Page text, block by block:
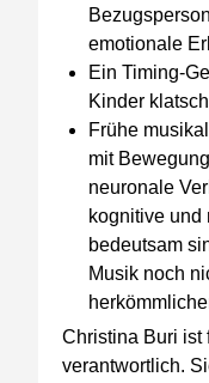
emotionale
Ein Timing-
Kinder
Frühe
mit
neuronale
kognitive und
bedeutsam
Musik noch
Christina Buri ist
verantwortlich.